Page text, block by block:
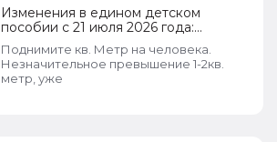
Изменения в едином детском
пособии с 21 июля 2026 года:
пересмотр правила нулевого
дохода и новый порядок
оформления пособий по месту
пребывания
Поднимите кв. Метр на человека.
Незначительное превышение 1-2кв.
метр, уже